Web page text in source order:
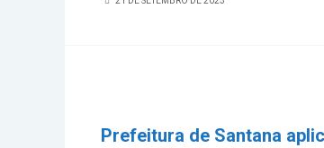
Prefeitura de Santana